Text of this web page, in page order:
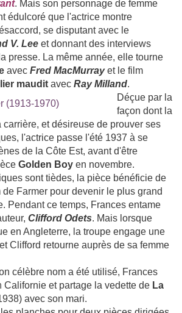
. Mais son personnage de femme
édulcoré que l'actrice montre
se disputant avec le
V. Lee et donnant des interviews
presse. La même année, elle tourne
avec Fred MacMurrayet le film
maudit avec Ray Milland.
Déçue par la
façon dont la
carrière, et désireuse de prouver ses
l'actrice passe l'été 1937 à se
de la Côte Est, avant d'être
Golden Boy en novembre.
sont tièdes, la pièce bénéficie de
de Farmer pour devenir le plus grand
Pendant ce temps, Frances entame
Clifford Odets. Mais lorsque
en Angleterre, la troupe engage une
Clifford retourne auprès de sa femme
célèbre nom a été utilisé, Frances
Californie et partage la vedette de La
avec son mari.